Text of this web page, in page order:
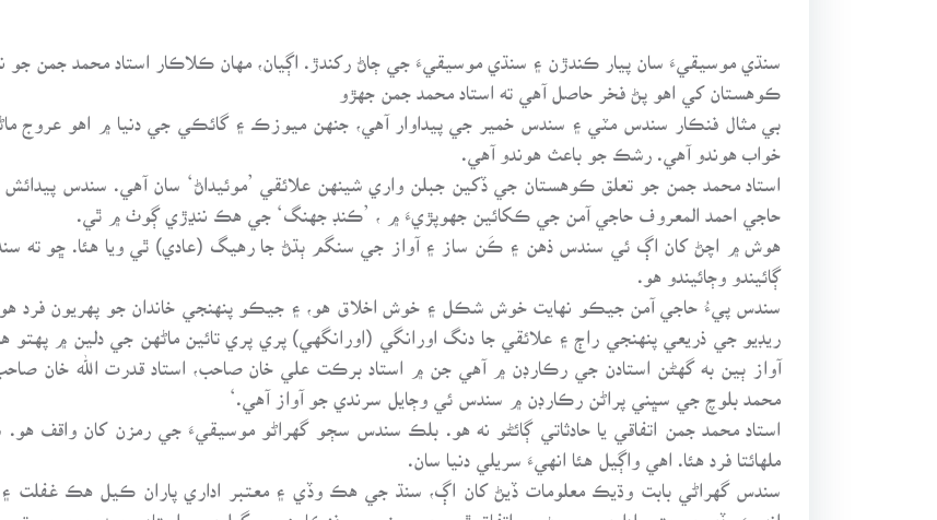
سنڌي موسيقيءَ سان پيار ڪندڙن ۽ سنڌي موسيقيءَ جي ڄاڻ رکندڙ. اڳيان، مهان ڪلاڪار استاد محمد جمن جو
ڪوهستان کي اهو پڻ فخر حاصل آهي ته استاد محمد جمن جهڙو
بي مثال فنڪار سندس مٽي ۽ سندس خمير جي پيداوار آهي، جنهن ميوزڪ ۽ گائڪي جي دنيا ۾ اهو عروج
خواب هوندو آهي. رشڪ جو باعث هوندو آهي.
استاد محمد جمن جو تعلق ڪوهستان جي ڏکين جبلن واري شينهن علائقي ’موئيداڻ‘ سان آهي. سندس پيدائش
حاجي احمد المعروف حاجي آمن جي ڪکائين جهوپڙيءَ ۾ ، ’ڪنڊ جهنگ‘ جي هڪ ننڍڙي ڳوٺ ۾ ٿي.
هوش ۾ اچڻ کان اڳ ئي سندس ذهن ۽ ڪَن ساز ۽ آواز جي سنگم ٻڌڻ جا رهيگ (عادي) ٿي ويا هئا. ڇو ته
ڳائيندو وڄائيندو هو.
سندس پيءُ حاجي آمن جيڪو نهايت خوش شڪل ۽ خوش اخلاق هو، ۽ جيڪو پنهنجي خاندان جو پهريون فرد هو
ريڊيو جي ذريعي پنهنجي راڄ ۽ علائقي جا دنگ اورانگي (اورانگهي) پري پري تائين ماڻهن جي دلين ۾
آواز ٻين به گهڻن استادن جي رڪارڊن ۾ آهي جن ۾ استاد برڪت علي خان صاحب، استاد قدرت الله خان
محمد بلوچ جي سڀني پراڻن رڪارڊن ۾ سندس ئي وڄايل سرندي جو آواز آهي.‘
استاد محمد جمن اتفاقي يا حادثاتي ڳائڻو نه هو. بلڪ سندس سڄو گهراڻو موسيقيءَ جي رمزن کان واقف
ملهائتا فرد هئا. اهي واڳيل هئا انهيءَ سريلي دنيا سان.
سندس گهراڻي بابت وڌيڪ معلومات ڏيڻ کان اڳ، سنڌ جي هڪ وڏي ۽ معتبر اداري پاران ڪيل هڪ غفلت
انهيءَ وڏي ۽ معتبر اداري ۾ وڃڻ جو اتفاق ٿيو، ۽ ميوزيم ۾ فنڪارن جي گيلري ۾ استاد محمد جمن جي